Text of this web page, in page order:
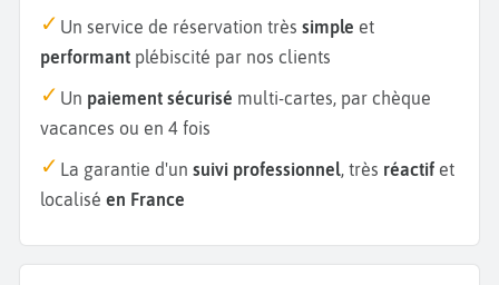
Un service de réservation très simple et
performant plébiscité par nos clients
Un paiement sécurisé multi-cartes, par chèque
vacances ou en 4 fois
La garantie d'un suivi professionnel, très réactif et
localisé en France